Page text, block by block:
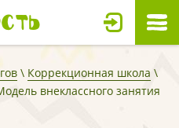
\ Коррекционная школа \
внеклассного занятия